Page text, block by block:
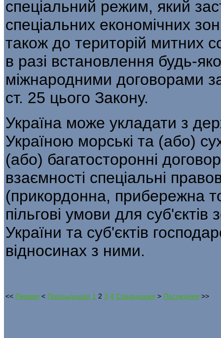
спеціальний режим, який
спеціальних економічних
також до територій мит­них
в разі встановлення будь-
міжнародними договорами
ст. 25 цього Закону.
Україна може укладати з
Україною морські та (або)
(або) багатосторонні
взаємності спеціальні
(прикордонна, прибережна
пільгові умови для суб'єктів
України та суб'єктів
відносинах з ними.
<< Первая < Предыдущая 1 2 3 4 Следующая > Последняя >>